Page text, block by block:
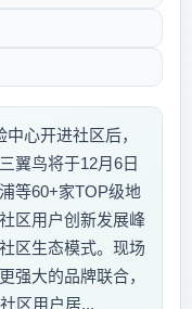
心开进社区后，
翼鸟将于12月6日
等60+家TOP级地
区用户创新发展峰
区生态模式。现场
强大的品牌联合，
区用户居...